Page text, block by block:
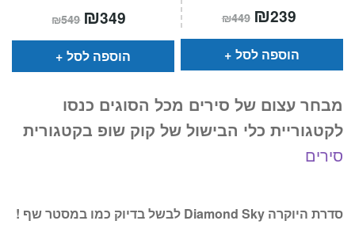
₪549 המחיר
המקורי
היה:
₪549.
₪349
הוא:
הוספה לסל
₪449 המחיר
המקורי
היה:
₪449.
₪239
הוא:
הוספה לסל
מבחר עצום של סירים מכל הסוגים כנסו
לקטגוריית כלי הבישול של קוק שופ בקטגורית
סירים
סדרת היוקרה Diamond Sky לבשל בדיוק כמו במסטר שף !